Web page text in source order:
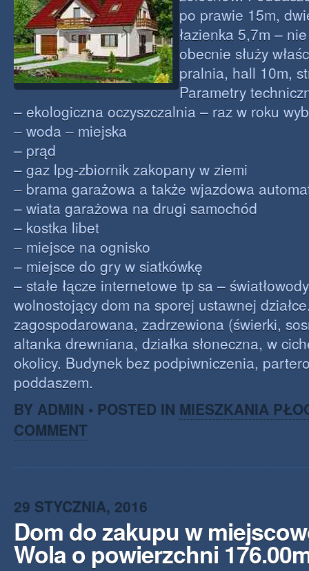
po prawie 15m,
łazienka 5,7m –
obecnie służy
pralnia, hall 10m,
Parametry
– ekologiczna oczyszczalnia – raz w roku
– woda – miejska
– prąd
– gaz lpg-zbiornik zakopany w ziemi
– brama garażowa a także wjazdowa
– wiata garażowa na drugi samochód
– kostka libet
– miejsce na ognisko
– miejsce do gry w siatkówkę
– stałe łącze internetowe tp sa –
wolnostojący dom na sporej ustawnej
zagospodarowana, zadrzewiona (świerki,
altanka drewniana, działka słoneczna, w
okolicy. Budynek bez podpiwniczenia,
poddaszem.
BY ADMIN • POSTED IN MIESZKANIA
COMMENT
29 STYCZNIA, 2016
Dom do zakupu w
Wola o powierzchni